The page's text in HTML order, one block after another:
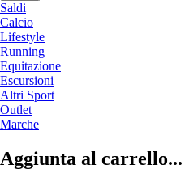
Saldi
Calcio
Lifestyle
Running
Equitazione
Escursioni
Altri Sport
Outlet
Marche
Aggiunta al carrello...